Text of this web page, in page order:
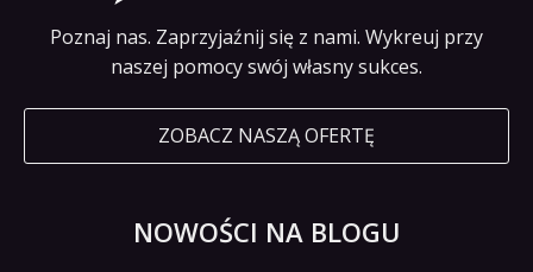
Poznaj nas. Zaprzyjaźnij się z nami. Wykreuj przy
naszej pomocy swój własny sukces.
ZOBACZ NASZĄ OFERTĘ
NOWOŚCI NA BLOGU